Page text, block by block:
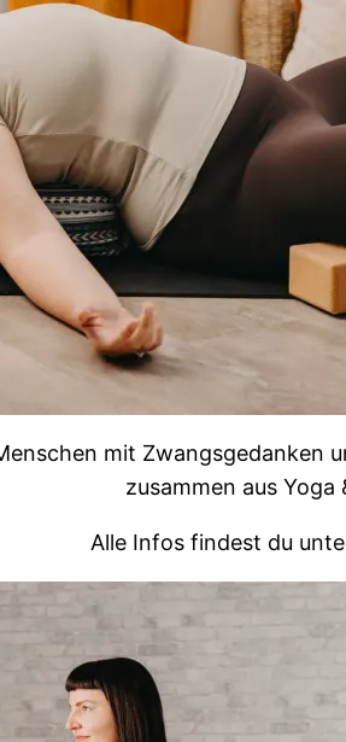
mit Zwangsgedanken
zusammen aus Yoga
Alle Infos findest du